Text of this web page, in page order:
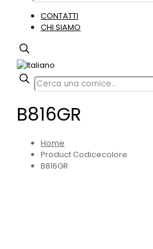
CONTATTI
CHI SIAMO
B816GR
Home
Product Codicecolore
B816GR